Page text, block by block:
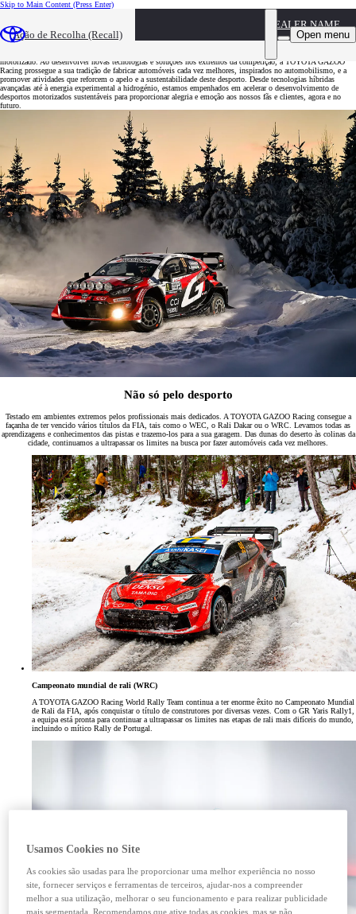
Skip to Main Content (Press Enter)
Ação de Recolha (Recall)
DEALER NAME
Open menu
Muito além da competição
motorizado. Ao desenvolver novas tecnologias e soluções nos extremos da competição, a TOYOTA GAZOO
Racing prossegue a sua tradição de fabricar automóveis cada vez melhores, inspirados no automobilismo, e a
promover atividades que reforcem o apelo e a sustentabilidade deste desporto. Desde tecnologias híbridas
avançadas até à energia experimental a hidrogénio, estamos empenhados em acelerar o desenvolvimento de
desportos motorizados sustentáveis para proporcionar alegria e emoção aos nossos fãs e clientes, agora e no
futuro.
Não só pelo desporto
Testado em ambientes extremos pelos profissionais mais dedicados. A TOYOTA GAZOO Racing consegue a
façanha de ter vencido vários títulos da FIA, tais como o WEC, o Rali Dakar ou o WRC. Levamos todas as
aprendizagens e conhecimentos das pistas e trazemo-los para a sua garagem. Das dunas do deserto às colinas da
cidade, continuamos a ultrapassar os limites na busca por fazer automóveis cada vez melhores.
Campeonato mundial de rali (WRC)
A TOYOTA GAZOO Racing World Rally Team continua a ter enorme êxito no Campeonato Mundial
de Rali da FIA, após conquistar o título de construtores por diversas vezes. Com o GR Yaris Rally1,
a equipa está pronta para continuar a ultrapassar os limites nas etapas de rali mais difíceis do mundo,
incluindo o mítico Rally de Portugal.
Usamos Cookies no Site
As cookies são usadas para lhe proporcionar uma melhor experiência no nosso
site, fornecer serviços e ferramentas de terceiros, ajudar-nos a compreender
melhor a sua utilização, melhorar o seu funcionamento e para realizar publicidade
mais segmentada. Recomendamos que ative todas as cookies, mas se não